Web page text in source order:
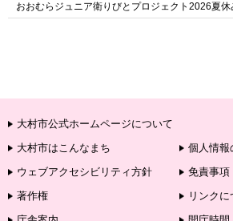
おおむらジュニア衛りびとプロジェクト2026夏
大村市公式ホームページについて
大村市はこんなまち
個人情報
ウェブアクセシビリティ方針
免責事項
著作権
リンクに